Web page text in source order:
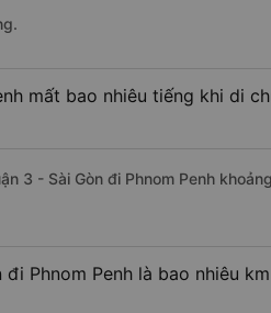
mất bao nhiêu tiếng khi di
3 - Sài Gòn đi Phnom Penh
Phnom Penh là bao nhiêu